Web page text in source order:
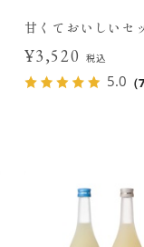
甘くておいしいセ
¥3,520 税込
5.0 （